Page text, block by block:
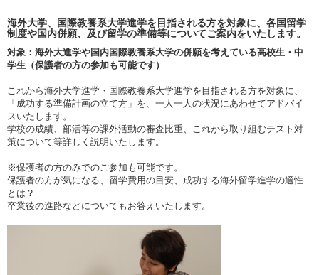
海外大学、国際教養系大学進学を目指される方を対象に、各国留学
制度や国内併願、及び留学の準備等についてご案内をいたします。
対象：海外大進学や国内国際教養系大学の併願を考えている高校生・中
学生（保護者の方の参加も可能です）
これから海外大学進学・国際教養系大学進学を目指される方を対象に、
「成功する準備計画の立て方」を、一人一人の状況にあわせてアドバイ
スいたします。
学校の成績、部活等の課外活動の審査比重、これから取り組むテスト対
策について等詳しく説明いたします。
※保護者の方のみでのご参加も可能です。
保護者の方が気になる、留学費用の目安、成功する海外留学進学の適性
とは？
卒業後の進路などについてもお答えいたします。